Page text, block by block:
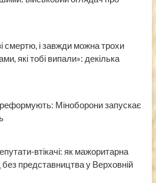
смертю, і завжди можна трохи
які тобі випали»: декілька
Міноборони запускає
втікачі: як мажоритарна
представництва у Верховній